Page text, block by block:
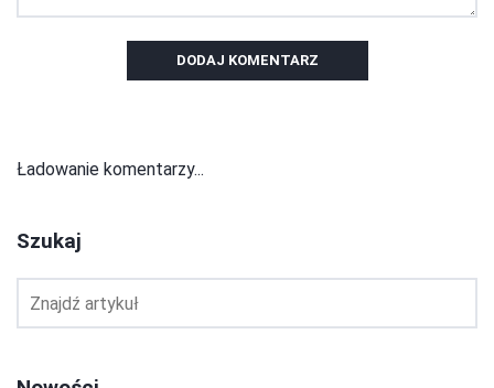
DODAJ KOMENTARZ
Ładowanie komentarzy...
Szukaj